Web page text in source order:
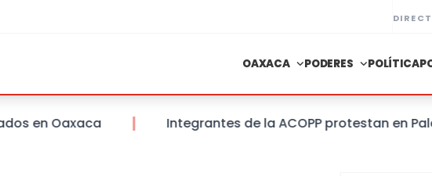
OAXACA PODERES POLÍTICA
Oaxaca Integrantes de la ACOPP protestan en Palacio